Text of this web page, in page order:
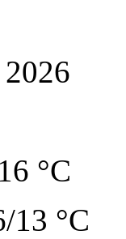
°C
13 °C